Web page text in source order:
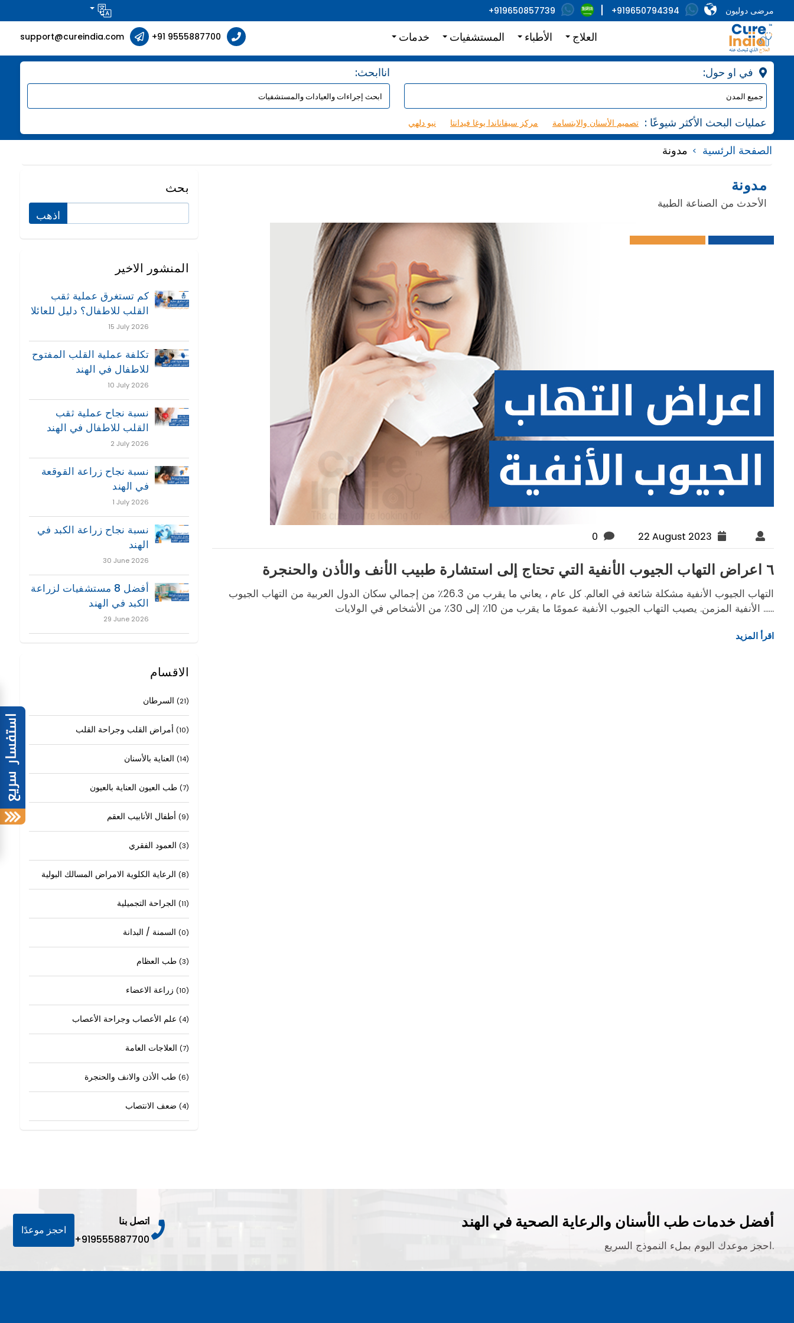
مرضى دوليون +919650794394
+919650857739
العلاج الأطباء المستشفيات خدمات support@cureindia.com +91 9555887700
:اناابحث
: عمليات البحث الأكثر شيوعًا نيو دلهي مركز سيفاناندا يوغا فيدانتا تصميم الأسنان والابتسامة
الصفحة الرئسية مدونة
مدونة
الأحدث من الصناعة الطبية
22 August 2023
0
٦ اعراض التهاب الجيوب الأنفية التي تحتاج إلى استشارة طبيب الأنف والأذن والحنجرة
التهاب الجيوب الأنفية مشكلة شائعة في العالم. كل عام ، يعاني ما يقرب من 26.3٪ من إجمالي سكان الدول العربية من التهاب الجيوب
الأنفية المزمن. يصيب التهاب الجيوب الأنفية عمومًا ما يقرب من 10٪ إلى 30٪ من الأشخاص في الولايات ......
اقرأ المزيد
بحث
المنشور الاخير
كم تستغرق عملية ثقب
القلب للاطفال؟ دليل للعائلا
15 July 2026
تكلفة عملية القلب المفتوح
للاطفال في الهند
10 July 2026
نسبة نجاح عملية ثقب
القلب للاطفال في الهند
2 July 2026
نسبة نجاح زراعة القوقعة
في الهند
1 July 2026
نسبة نجاح زراعة الكبد في
الهند
30 June 2026
أفضل 8 مستشفيات لزراعة
الكبد في الهند
29 June 2026
الاقسام
(21)
(10)
(14)
(7)
(9)
(3)
(8)
(11)
(0)
(3)
(10)
(4)
(7)
(6)
(4)
أفضل خدمات طب الأسنان والرعاية الصحية في الهند
احجز موعدك اليوم بملء النموذج السريع.
اتصل بنا
+919555887700
احجز موعدًا